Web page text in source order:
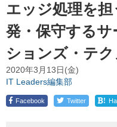
エッジ処理を
発・保守する
ションズ・テ
2020年3月13日(金)
IT Leaders編集部
Facebook Twitter !